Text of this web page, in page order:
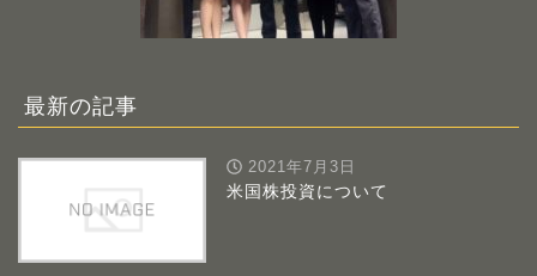
最新の記事
2021年7月3日
米国株投資について